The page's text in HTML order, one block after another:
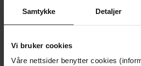
Samtykke Detaljer
Vi bruker cookies
Våre nettsider benytter cookies
Andre har også kjøpt